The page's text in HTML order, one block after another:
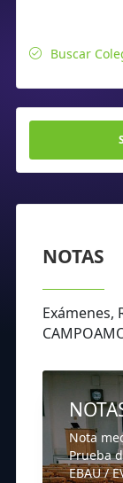
Buscar
NOTAS
Exámenes,
Nota
Prueba
EBAU /